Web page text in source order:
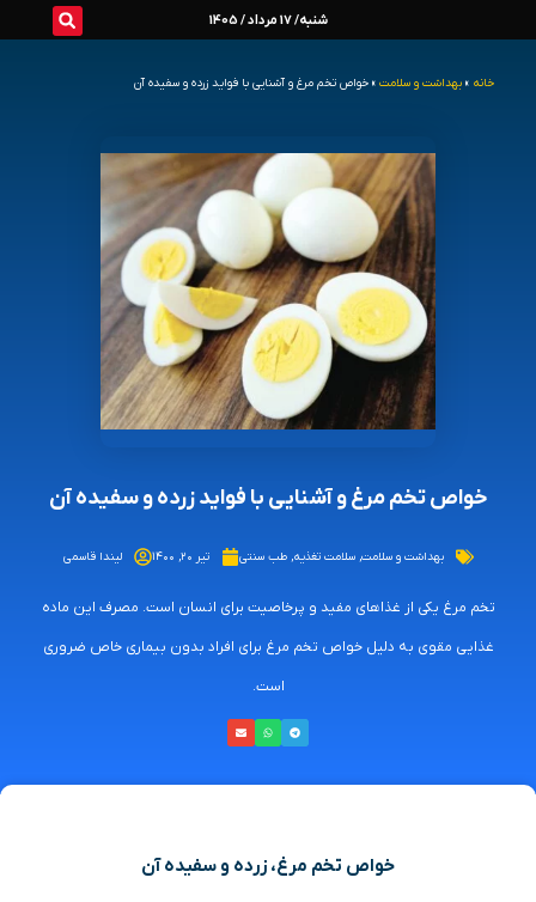
شنبه/ 17 مرداد / 1405
خانه » بهداشت و سلامت » خواص تخم مرغ و آشنایی با فواید زرده و سفیده آن
خواص تخم مرغ و آشنایی با فواید زرده و سفیده آن
بهداشت و سلامت,سلامت تغذیه,طب سنتی تیر ۲۰, ۱۴۰۰ لیندا قاسمی
تخم مرغ یکی از غذاهای مفید و پرخاصیت برای انسان است. مصرف این ماده
غذایی مقوی به دلیل خواص تخم مرغ برای افراد بدون بیماری خاص ضروری
است.
خواص تخم مرغ، زرده و سفیده آن